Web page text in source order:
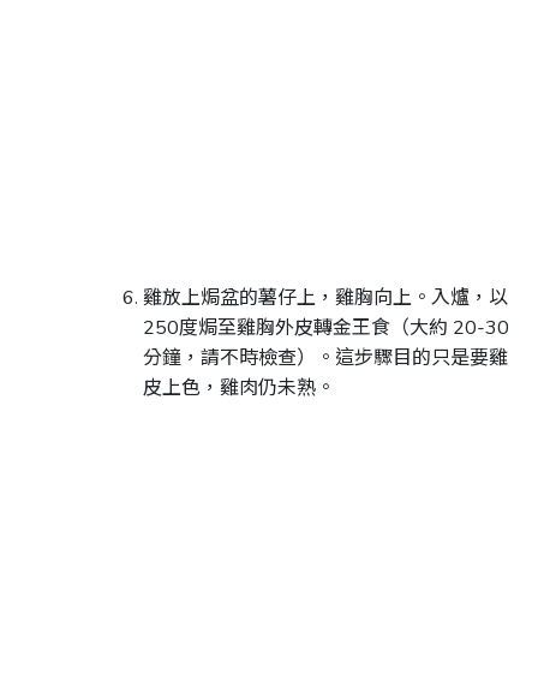
雞放上焗盆的薯仔上，雞胸向上。入爐，以
250度焗至雞胸外皮轉金王食（大約 20-30
分鐘，請不時檢查）。這步驟目的只是要雞
皮上色，雞肉仍未熟。